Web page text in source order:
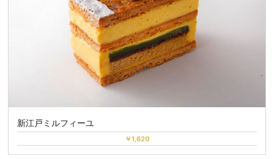
新江戸ミルフィーユ
￥1,620